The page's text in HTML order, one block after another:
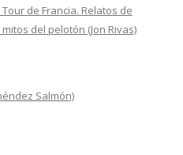
de Francia. Relatos de
del pelotón (Jon Rivas)
Salmón)